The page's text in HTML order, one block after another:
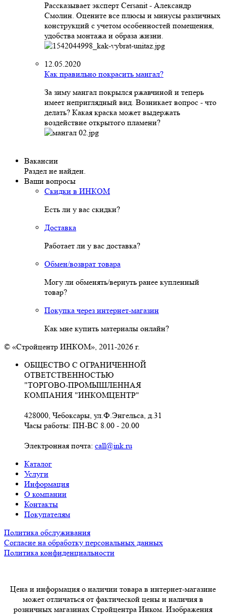
Рассказывает эксперт Cersanit - Александр
Смолин. Оцените все плюсы и минусы различных
конструкций с учетом особенностей помещения,
удобства монтажа и образа жизни.
12.05.2020
Как правильно покрасить мангал?
За зиму мангал покрылся ржавчиной и теперь
имеет неприглядный вид. Возникает вопрос - что
делать? Какая краска может выдержать
воздействие открытого пламени?
Вакансии
Раздел не найден.
Ваши вопросы
Скидки в ИНКОМ
Есть ли у вас скидки?
Доставка
Работает ли у вас доставка?
Обмен/возврат товара
Могу ли обменять/вернуть ранее купленный
товар?
Покупка через интернет-магазин
Как мне купить материалы онлайн?
© «Стройцентр ИНКОМ», 2011-2026 г.
ОБЩЕСТВО С ОГРАНИЧЕННОЙ
ОТВЕТСТВЕННОСТЬЮ
"ТОРГОВО-ПРОМЫШЛЕННАЯ
КОМПАНИЯ "ИНКОМЦЕНТР"
428000, Чебоксары, ул.Ф.Энгельса, д.31
Часы работы: ПН-ВС 8.00 - 20.00
Электронная почта: call@ink.ru
Каталог
Услуги
Информация
О компании
Контакты
Покупателям
Политика обслуживания
Согласие на обработку персональных данных
Политика конфиденциальности
Цена и информация о наличии товара в интернет-магазине
может отличаться от фактической цены и наличия в
розничных магазинах Стройцентра Инком. Изображения